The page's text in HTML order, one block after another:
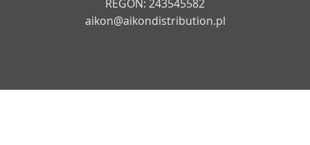
REGON: 243545582
aikon@aikondistribution.pl